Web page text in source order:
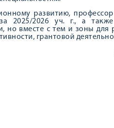
развитию,
2025/2026 уч. г., а
но вместе с тем и зоны для
грантовой